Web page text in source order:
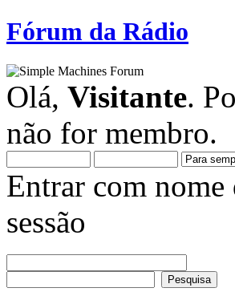
Fórum da Rádio
Olá, Visitante.
não for membro.
Entrar com nome
sessão